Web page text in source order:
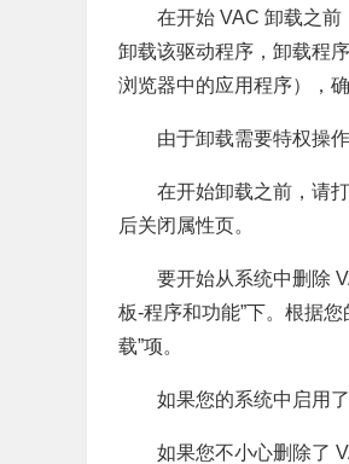
在开始 VAC 卸载之
卸载该驱动程序，卸载程
浏览器中的应用程序），
由于卸载需要特权操
在开始卸载之前，请
后关闭属性页。
要开始从系统中删除
板-程序和功能”下。根据您
载”项。
如果您的系统中启用
如果您不小心删除了